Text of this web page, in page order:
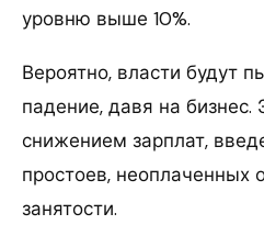
уровню выше 10%.
Вероятно, власти будут
падение, давя на бизнес.
снижением зарплат,
простоев, неоплаченных
занятости.